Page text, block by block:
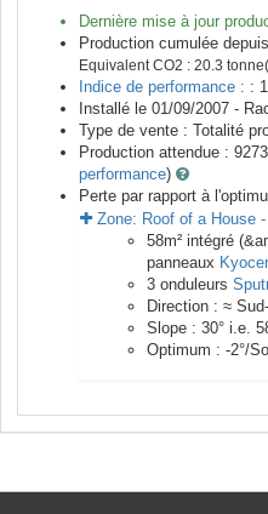
Dernière mise à jour
Production cumulée
Equivalent CO2 : 20.3
Indice de performance : :
Installé le 01/09/2007 -
Type de vente : Totalité
Production attendue : 9273
performance)
Perte par rapport à
Zone: Roof of a House -
58m² intégré
panneaux
3 onduleurs
Direction : ≈
Slope : 30° i.e.
Optimum : -2°/